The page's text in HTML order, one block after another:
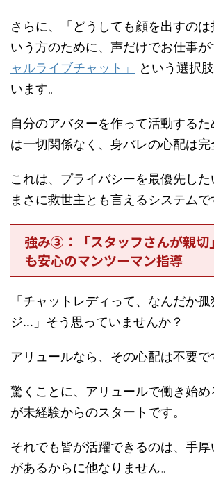
さらに、「どうしても顔を出すのは
いう方のために、声だけでお仕事が
ャルライブチャット」
という選択
います。
自分のアバターを作って活動する
は一切関係なく、身バレの心配は完
これは、プライバシーを最優先した
まさに救世主とも言えるシステムで
強み③：「スタッフさんが親切
も安心のマンツーマン指導
「チャットレディって、なんだか
ジ…」そう思っていませんか？
アリュールなら、その心配は不要で
驚くことに、アリュールで働き始め
が未経験からのスタートです。
それでも皆が活躍できるのは、手厚
があるからに他なりません。